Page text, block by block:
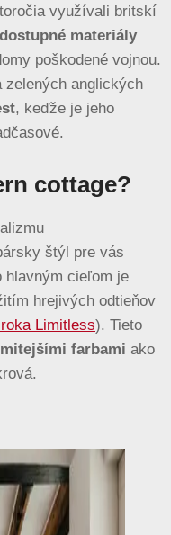
využívali britskí
materiály
poškodené vojnou.
zelených anglických
, keďže je jeho
cottage?
štýl pre vás
hlavným cieľom je
hrejivých odtieňov
Limitless). Tieto
farbami ako